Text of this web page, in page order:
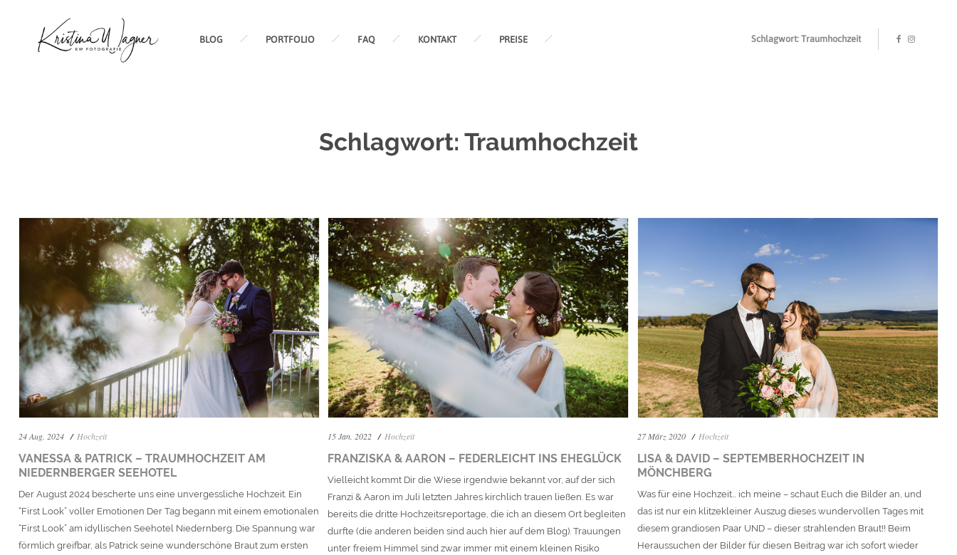
BLOG PORTFOLIO FAQ KONTAKT PREISE Schlagwort: Traumhochzeit
Schlagwort: Traumhochzeit
24 Aug. 2024 Hochzeit
VANESSA & PATRICK – TRAUMHOCHZEIT AM
NIEDERNBERGER SEEHOTEL
Der August 2024 bescherte uns eine unvergessliche Hochzeit. Ein
“First Look” voller Emotionen Der Tag begann mit einem emotionalen
“First Look” am idyllischen Seehotel Niedernberg. Die Spannung war
förmlich greifbar, als Patrick seine wunderschöne Braut zum ersten
15 Jan. 2022 Hochzeit
FRANZISKA & AARON – FEDERLEICHT INS EHEGLÜCK
Vielleicht kommt Dir die Wiese irgendwie bekannt vor, auf der sich
Franzi & Aaron im Juli letzten Jahres kirchlich trauen ließen. Es war
bereits die dritte Hochzeitsreportage, die ich an diesem Ort begleiten
durfte (die anderen beiden sind auch hier auf dem Blog). Trauungen
unter freiem Himmel sind zwar immer mit einem kleinen Risiko
27 März 2020 Hochzeit
LISA & DAVID – SEPTEMBERHOCHZEIT IN
MÖNCHBERG
Was für eine Hochzeit… ich meine – schaut Euch die Bilder an, und
das ist nur ein klitzekleiner Auszug dieses wundervollen Tages mit
diesem grandiosen Paar UND – dieser strahlenden Braut!! Beim
Heraussuchen der Bilder für diesen Beitrag war ich sofort wieder